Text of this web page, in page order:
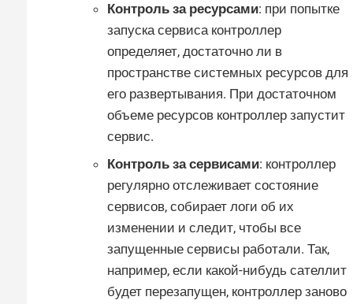
Контроль за ресурсами: при попытке
запуска сервиса контроллер
определяет, достаточно ли в
пространстве системных ресурсов для
его развертывания. При достаточном
объеме ресурсов контроллер запустит
сервис.
Контроль за сервисами: контроллер
регулярно отслеживает состояние
сервисов, собирает логи об их
изменении и следит, чтобы все
запущенные сервисы работали. Так,
например, если какой-нибудь сателлит
будет перезапущен, контроллер заново